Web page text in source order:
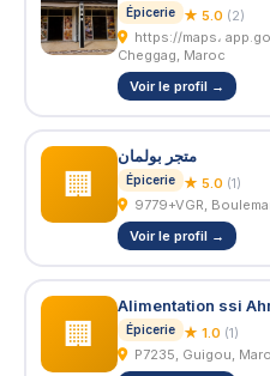
Épicerie ★ 5.0 (2)
Cheggag, Maroc
Voir le profil →
🏢
متجر بولمان
Épicerie ★ 5.0 (1)
9779+VGR,
Voir le profil →
🏢
Alimentation ssi
Épicerie ★ 1.0 (1)
P7235, Guigou,